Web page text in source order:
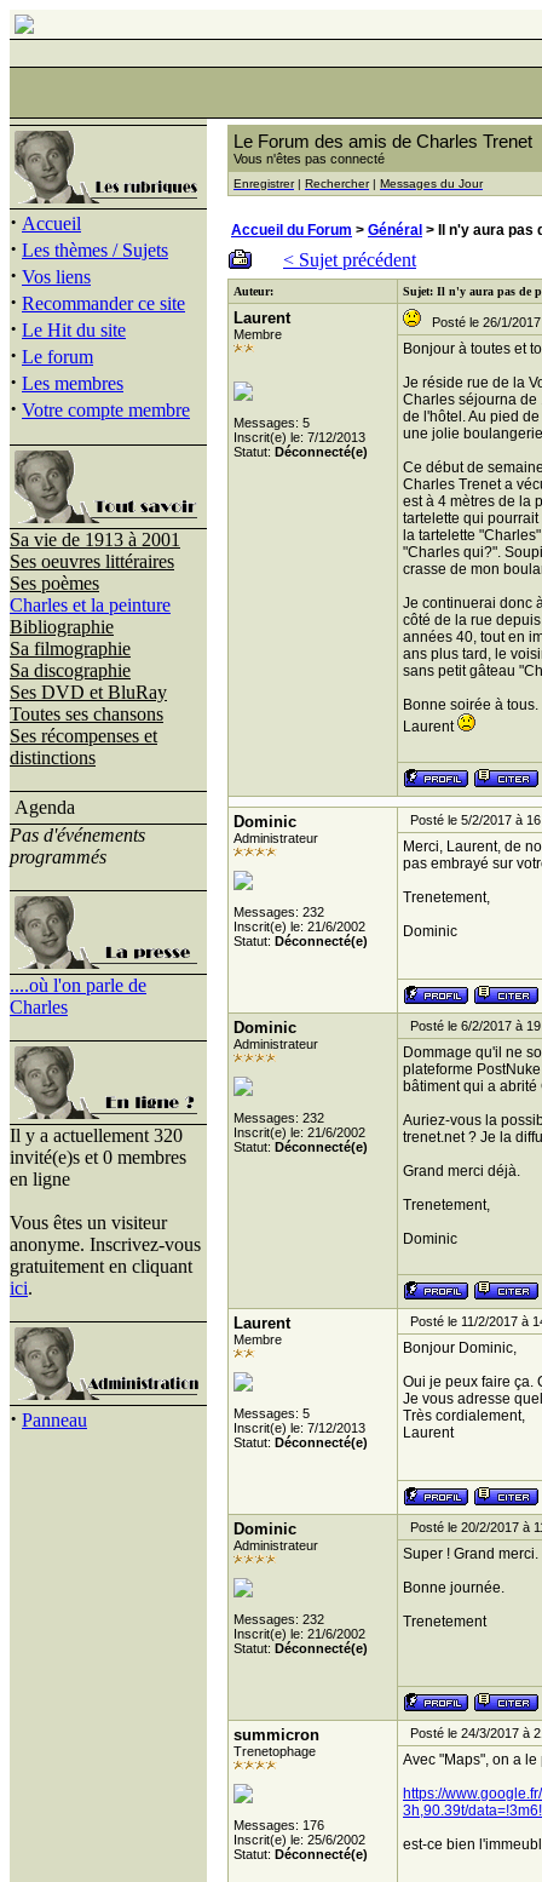
· Accueil
· Les thèmes / Sujets
· Vos liens
· Recommander ce site
· Le Hit du site
· Le forum
· Les membres
· Votre compte membre
Sa vie de 1913 à 2001
Ses oeuvres littéraires
Ses poèmes
Charles et la peinture
Bibliographie
Sa filmographie
Sa discographie
Ses DVD et BluRay
Toutes ses chansons
Ses récompenses et
distinctions
Agenda
Pas d'événements
programmés
....où l'on parle de
Charles
Il y a actuellement 320
invité(e)s et 0 membres
en ligne
Vous êtes un visiteur
anonyme. Inscrivez-vous
gratuitement en cliquant
ici.
· Panneau
Le Forum des amis de Charles Trenet
Vous n'êtes pas connecté
Enregistrer| Rechercher| Messages du Jour
Accueil du Forum > Général > Il n'y aura pas
< Sujet précédent
Auteur: Sujet: Il n'y aura pas de
Laurent
Membre
Messages: 5
Inscrit(e) le: 7/12/2013
Statut: Déconnecté(e)
Posté le 26/1/
Bonjour à toutes et
Je réside rue de la
Charles séjourna de
de l'hôtel. Au pied
une jolie
Ce début de
Charles Trenet a
est à 4 mètres de la
tartelette qui
la tartelette
"Charles qui?".
crasse de mon
Je continuerai donc
côté de la rue
années 40, tout en
ans plus tard, le
sans petit gâteau
Bonne soirée à tous.
Laurent
Dominic
Administrateur
Messages: 232
Inscrit(e) le: 21/6/2002
Statut: Déconnecté(e)
Posté le 5/2/2017 à
Merci, Laurent, de
pas embrayé sur
Trenetement,
Dominic
Dominic
Administrateur
Messages: 232
Inscrit(e) le: 21/6/2002
Statut: Déconnecté(e)
Posté le 6/2/2017 à
Dommage qu'il ne
plateforme
bâtiment qui a
Auriez-vous la
trenet.net ? Je la
Grand merci déjà.
Trenetement,
Dominic
Laurent
Membre
Messages: 5
Inscrit(e) le: 7/12/2013
Statut: Déconnecté(e)
Posté le 11/2/2017 à
Bonjour Dominic,
Oui je peux faire ça.
Je vous adresse
Très cordialement,
Laurent
Dominic
Administrateur
Messages: 232
Inscrit(e) le: 21/6/2002
Statut: Déconnecté(e)
Posté le 20/2/2017 à
Super ! Grand merci.
Bonne journée.
Trenetement
summicron
Trenetophage
Messages: 176
Inscrit(e) le: 25/6/2002
Statut: Déconnecté(e)
Posté le 24/3/2017 à
Avec "Maps", on a le
https://
3h,90.39t/
est-ce bien